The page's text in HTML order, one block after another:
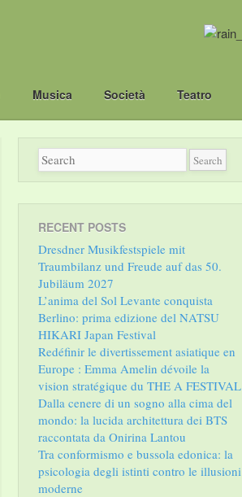
Musica Società Teatro
RECENT POSTS
Dresdner Musikfestspiele mit
Traumbilanz und Freude auf das 50.
Jubiläum 2027
L’anima del Sol Levante conquista
Berlino: prima edizione del NATSU
HIKARI Japan Festival
Redéfinir le divertissement asiatique en
Europe : Emma Amelin dévoile la
vision stratégique du THE A FESTIVAL
Dalla cenere di un sogno alla cima del
mondo: la lucida architettura dei BTS
raccontata da Onirina Lantou
Tra conformismo e bussola edonica: la
psicologia degli istinti contro le illusioni
moderne